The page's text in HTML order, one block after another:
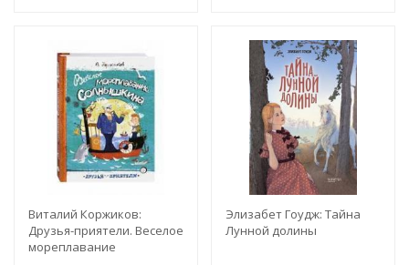
Виталий Коржиков:
Друзья-приятели. Веселое
мореплавание
Элизабет Гоудж: Тайна
Лунной долины